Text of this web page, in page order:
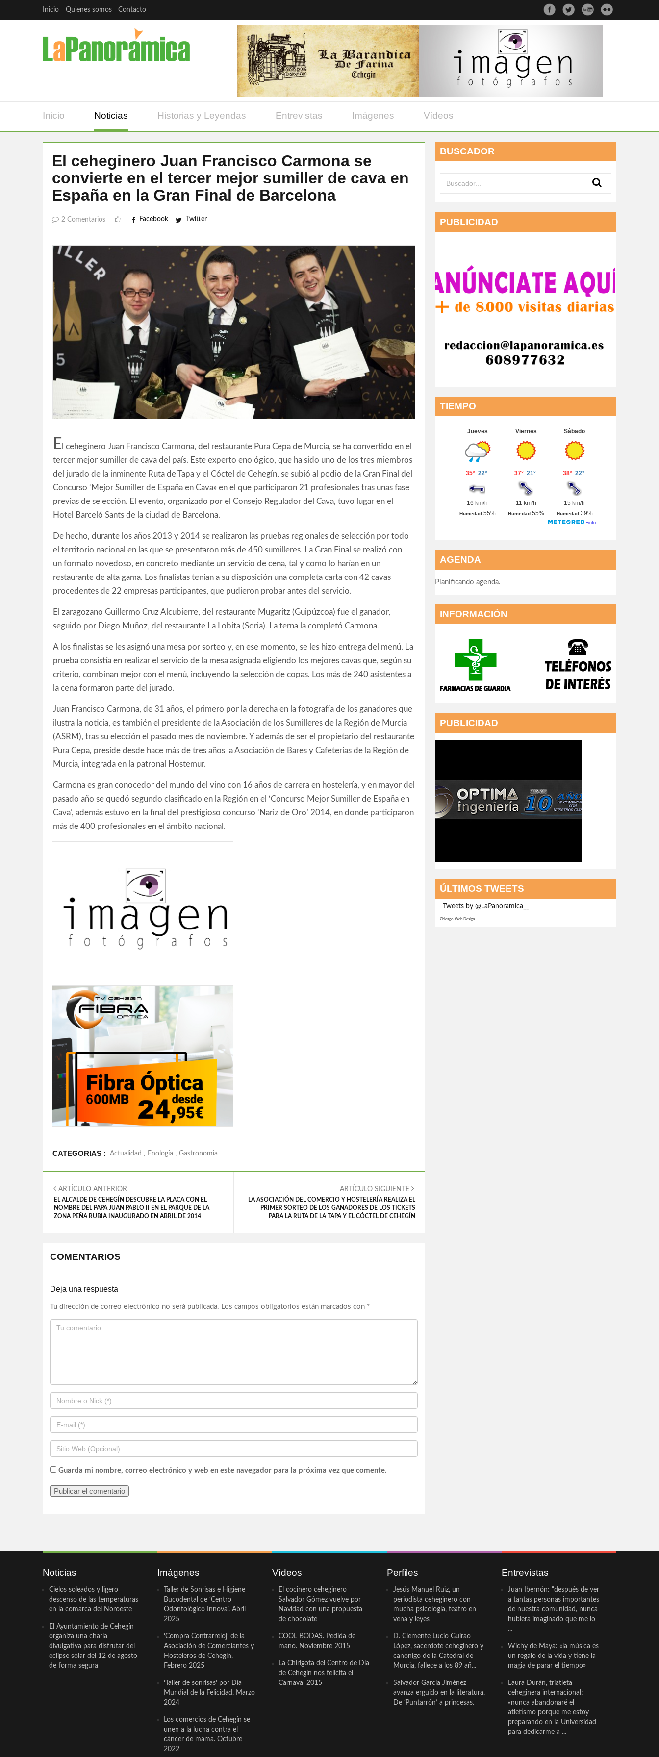
Inicio Quienes somos Contacto
Inicio Noticias Historias y Leyendas Entrevistas Imágenes Vídeos
El ceheginero Juan Francisco Carmona se
convierte en el tercer mejor sumiller de cava en
España en la Gran Final de Barcelona
2 Comentarios Facebook Twitter
E l ceheginero Juan Francisco Carmona, del restaurante Pura Cepa de Murcia, se ha convertido en el
tercer mejor sumiller de cava del país. Este experto enológico, que ha sido uno de los tres miembros
del jurado de la inminente Ruta de Tapa y el Cóctel de Cehegín, se subió al podio de la Gran Final del
Concurso ‘Mejor Sumiller de España en Cava» en el que participaron 21 profesionales tras unas fase
previas de selección. El evento, organizado por el Consejo Regulador del Cava, tuvo lugar en el
Hotel Barceló Sants de la ciudad de Barcelona.
De hecho, durante los años 2013 y 2014 se realizaron las pruebas regionales de selección por todo
el territorio nacional en las que se presentaron más de 450 sumilleres. La Gran Final se realizó con
un formato novedoso, en concreto mediante un servicio de cena, tal y como lo harían en un
restaurante de alta gama. Los finalistas tenían a su disposición una completa carta con 42 cavas
procedentes de 22 empresas participantes, que pudieron probar antes del servicio.
El zaragozano Guillermo Cruz Alcubierre, del restaurante Mugaritz (Guipúzcoa) fue el ganador,
seguido por Diego Muñoz, del restaurante La Lobita (Soria). La terna la completó Carmona.
A los finalistas se les asignó una mesa por sorteo y, en ese momento, se les hizo entrega del menú. La
prueba consistía en realizar el servicio de la mesa asignada eligiendo los mejores cavas que, según su
criterio, combinan mejor con el menú, incluyendo la selección de copas. Los más de 240 asistentes a
la cena formaron parte del jurado.
Juan Francisco Carmona, de 31 años, el primero por la derecha en la fotografía de los ganadores que
ilustra la noticia, es también el presidente de la Asociación de los Sumilleres de la Región de Murcia
(ASRM), tras su elección el pasado mes de noviembre. Y además de ser el propietario del restaurante
Pura Cepa, preside desde hace más de tres años la Asociación de Bares y Cafeterías de la Región de
Murcia, integrada en la patronal Hostemur.
Carmona es gran conocedor del mundo del vino con 16 años de carrera en hostelería, y en mayor del
pasado año se quedó segundo clasificado en la Región en el ‘Concurso Mejor Sumiller de España en
Cava’, además estuvo en la final del prestigioso concurso ‘Nariz de Oro’ 2014, en donde participaron
más de 400 profesionales en el ámbito nacional.
CATEGORIAS : Actualidad , Enología , Gastronomia
ARTÍCULO ANTERIOR
EL ALCALDE DE CEHEGÍN DESCUBRE LA PLACA CON EL
NOMBRE DEL PAPA JUAN PABLO II EN EL PARQUE DE LA
ZONA PEÑA RUBIA INAUGURADO EN ABRIL DE 2014
ARTÍCULO SIGUIENTE
LA ASOCIACIÓN DEL COMERCIO Y HOSTELERÍA REALIZA EL
PRIMER SORTEO DE LOS GANADORES DE LOS TICKETS
PARA LA RUTA DE LA TAPA Y EL CÓCTEL DE CEHEGÍN
COMENTARIOS
Deja una respuesta
Tu dirección de correo electrónico no será publicada. Los campos obligatorios están marcados con *
Guarda mi nombre, correo electrónico y web en este navegador para la próxima vez que comente.
BUSCADOR
PUBLICIDAD
TIEMPO
AGENDA
Planificando agenda.
INFORMACIÓN
PUBLICIDAD
ÚLTIMOS TWEETS
Tweets by @LaPanoramica__
Chicago Web Design
Noticias
Cielos soleados y ligero
descenso de las temperaturas
en la comarca del Noroeste
El Ayuntamiento de Cehegín
organiza una charla
divulgativa para disfrutar del
eclipse solar del 12 de agosto
de forma segura
Imágenes
Taller de Sonrisas e Higiene
Bucodental de ‘Centro
Odontológico Innova’. Abril
2025
‘Compra Contrarreloj’ de la
Asociación de Comerciantes y
Hosteleros de Cehegín.
Febrero 2025
‘Taller de sonrisas’ por Día
Mundial de la Felicidad. Marzo
2024
Los comercios de Cehegín se
unen a la lucha contra el
cáncer de mama. Octubre
2022
Vídeos
El cocinero ceheginero
Salvador Gómez vuelve por
Navidad con una propuesta
de chocolate
COOL BODAS. Pedida de
mano. Noviembre 2015
La Chirigota del Centro de Día
de Cehegín nos felicita el
Carnaval 2015
Perfiles
Jesús Manuel Ruiz, un
periodista ceheginero con
mucha psicología, teatro en
vena y leyes
D. Clemente Lucio Guirao
López, sacerdote ceheginero y
canónigo de la Catedral de
Murcia, fallece a los 89 añ...
Salvador García Jiménez
avanza erguido en la literatura.
De ‘Puntarrón’ a princesas.
Entrevistas
Juan Ibernón: “después de ver
a tantas personas importantes
de nuestra comunidad, nunca
hubiera imaginado que me lo
...
Wichy de Maya: «la música es
un regalo de la vida y tiene la
magia de parar el tiempo»
Laura Durán, triatleta
ceheginera internacional:
«nunca abandonaré el
atletismo porque me estoy
preparando en la Universidad
para dedicarme a ...